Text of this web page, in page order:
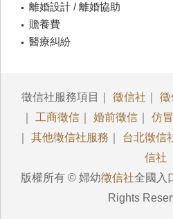
離婚設計 / 離婚協助
贍養費
醫療糾紛
徵信社服務項目｜ 徵信社 徵
工商徵信 婚前徵信 仿
其他徵信社服務 台北徵信
信社
版權所有 © 婦幼徵信社全國入
Rights